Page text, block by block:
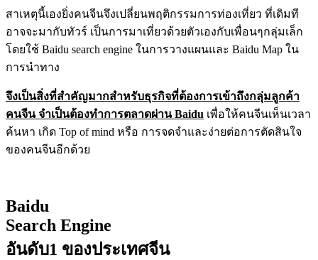
สาเหตุนี้เองยิ่งคนจีนจึงเปลี่ยนพฤติกรรมการท่องเที่ยว ที่เดิมที
อาจจะมากับทัวร์ เป็นการมาเที่ยวด้วยตัวเองกับเพื่อนๆกลุ่มเล็ก
โดยใช้ Baidu search engine ในการวางแผนและ Baidu Map ใน
การนำทาง
จึงเป็นสิ่งที่สำคัญมากสำหรับธุรกิจที่ต้องการเข้าถึงกลุ่มลูกค้า
คนจีน จำเป็นต้องทำการตลาดผ่าน Baidu เพื่อให้คนจีนเห็นเวลา
ค้นหา เกิด Top of mind หรือ การจดจำและง่ายต่อการตัดสินใจ
ของคนจีนอีกด้วย
Baidu
Search Engine
อันดับ1 ของประเทศจีน